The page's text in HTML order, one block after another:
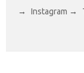
→
Instagram →